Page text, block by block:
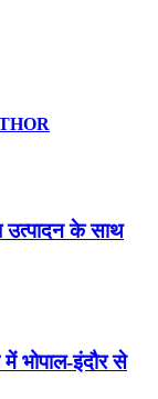
उत्पादन के साथ
भोपाल-इंदौर से